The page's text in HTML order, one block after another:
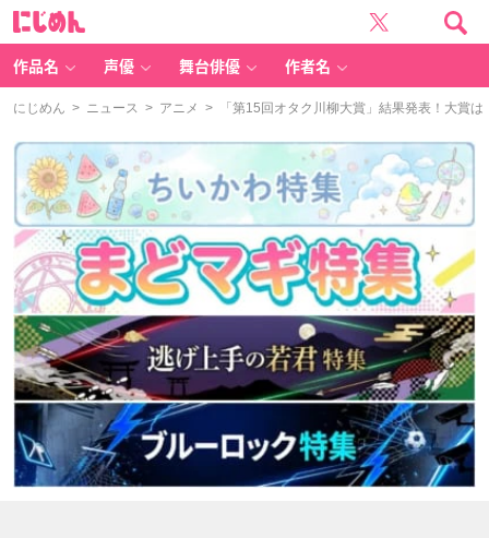
作品名 声優 舞台俳優 作者名
にじめん > ニュース > アニメ > 「第15回オタク川柳大賞」結果発表！大賞は